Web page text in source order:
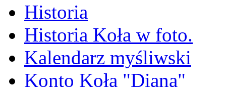
Historia
Historia Koła w foto.
Kalendarz myśliwski
Konto Koła "Diana"